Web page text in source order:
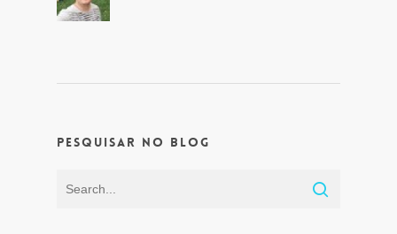
Pesquisar no Blog